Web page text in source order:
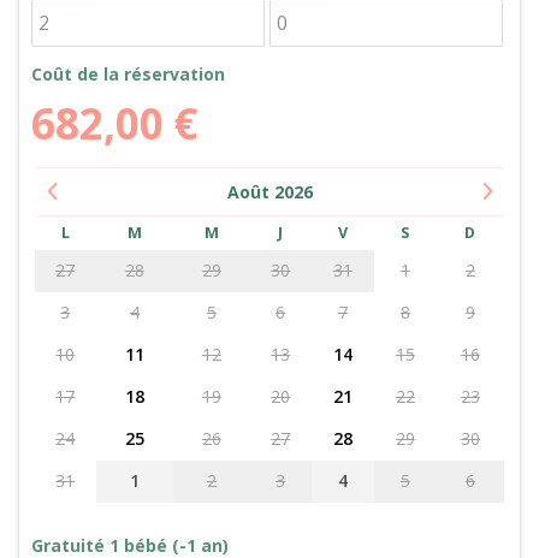
Coût de la réservation
682,00 €
Août 2026
L M M J V S D
27 28 29 30 31 1
2
3
4 5 6 7 8
9
10
11 12 13 14 15
16
17
18 19 20 21 22
23
24
25 26 27 28 29
30
31
1 2 3 4 5 6
Gratuité 1 bébé (-1 an)